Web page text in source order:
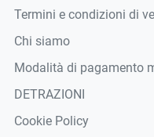
Termini e condizioni di
Chi siamo
Modalità di pagamento
DETRAZIONI
Cookie Policy